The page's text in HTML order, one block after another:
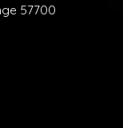
57700